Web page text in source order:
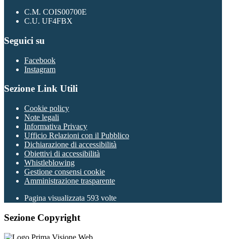
C.M. COIS00700E
C.U. UF4FBX
Seguici su
Facebook
Instagram
Sezione Link Utili
Cookie policy
Note legali
Informativa Privacy
Ufficio Relazioni con il Pubblico
Dichiarazione di accessibilità
Obiettivi di accessibilità
Whistleblowing
Gestione consensi cookie
Amministrazione trasparente
Pagina visualizzata 593 volte
Sezione Copyright